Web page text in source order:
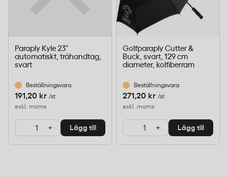
Paraply Kyle 23"
automatiskt, trähandtag,
svart
Beställningsvara
191,20 kr /st
exkl. moms
- + Lägg till
Golfparaply Cutter &
Buck, svart, 129 cm
diameter, kolfiberram
Beställningsvara
271,20 kr /st
exkl. moms
- + Lägg till